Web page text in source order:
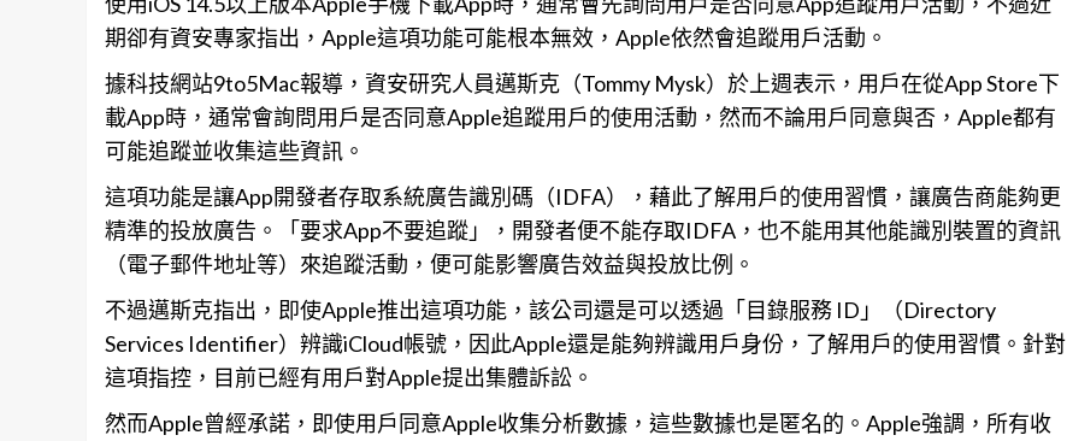
期卻有資安專家指出，Apple這項功能可能根本無效，Apple依然會追蹤用戶活動。
據科技網站9to5Mac報導，資安研究人員邁斯克（Tommy Mysk）於上週表示，用戶在從App Store下
載App時，通常會詢問用戶是否同意Apple追蹤用戶的使用活動，然而不論用戶同意與否，Apple都有
可能追蹤並收集這些資訊。
這項功能是讓App開發者存取系統廣告識別碼（IDFA），藉此了解用戶的使用習慣，讓廣告商能夠更
精準的投放廣告。「要求App不要追蹤」，開發者便不能存取IDFA，也不能用其他能識別裝置的資訊
（電子郵件地址等）來追蹤活動，便可能影響廣告效益與投放比例。
不過邁斯克指出，即使Apple推出這項功能，該公司還是可以透過「目錄服務 ID」（Directory
Services Identifier）辨識iCloud帳號，因此Apple還是能夠辨識用戶身份，了解用戶的使用習慣。針對
這項指控，目前已經有用戶對Apple提出集體訴訟。
然而Apple曾經承諾，即使用戶同意Apple收集分析數據，這些數據也是匿名的。Apple強調，所有收